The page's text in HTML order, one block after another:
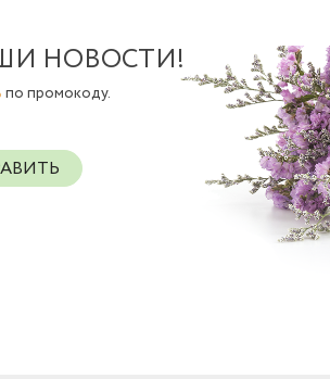
НОВОСТИ!
по промокоду.